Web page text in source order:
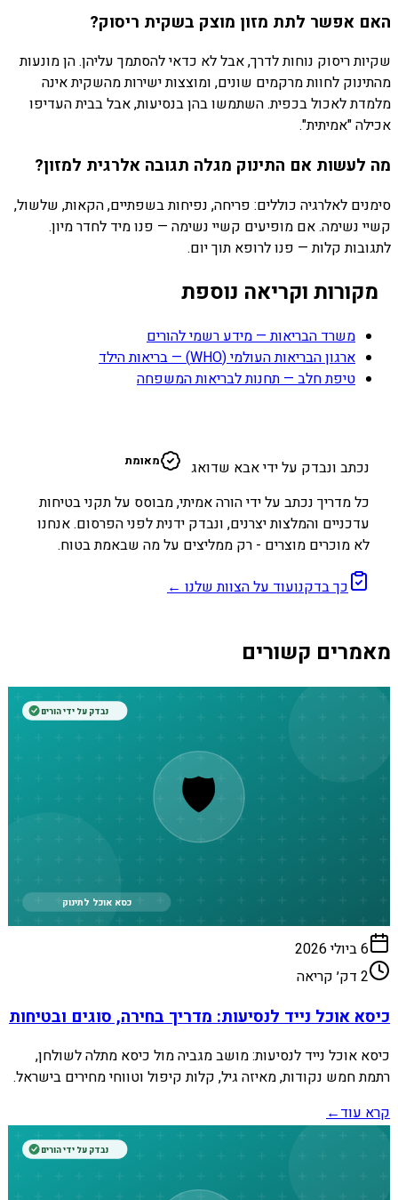
האם אפשר לתת מזון מוצק בשקית ריסוק?
שקיות ריסוק נוחות לדרך, אבל לא כדאי להסתמך עליהן. הן מונעות
מהתינוק לחוות מרקמים שונים, ומוצצות ישירות מהשקית אינה
מלמדת לאכול בכפית. השתמשו בהן בנסיעות, אבל בבית העדיפו
אכילה "אמיתית".
מה לעשות אם התינוק מגלה תגובה אלרגית למזון?
סימנים לאלרגיה כוללים: פריחה, נפיחות בשפתיים, הקאות, שלשול,
קשיי נשימה. אם מופיעים קשיי נשימה — פנו מיד לחדר מיון.
לתגובות קלות — פנו לרופא תוך יום.
מקורות וקריאה נוספת
משרד הבריאות — מידע רשמי להורים
ארגון הבריאות העולמי (WHO) — בריאות הילד
טיפת חלב — תחנות לבריאות המשפחה
נכתב ונבדק על ידי אבא שדואג
מאומת
כל מדריך נכתב על ידי הורה אמיתי, מבוסס על תקני בטיחות
עדכניים והמלצות יצרנים, ונבדק ידנית לפני הפרסום. אנחנו
לא מוכרים מוצרים - רק ממליצים על מה שבאמת בטוח.
כך בדקנועוד על הצוות שלנו ←
מאמרים קשורים
🛡️
כסא אוכל לתינוק
נבדק על ידי הורים
6 ביולי 2026
2 דק׳ קריאה
כיסא אוכל נייד לנסיעות: מדריך בחירה, סוגים ובטיחות
כיסא אוכל נייד לנסיעות: מושב מגביה מול כיסא מתלה לשולחן,
רתמת חמש נקודות, מאיזה גיל, קלות קיפול וטווחי מחירים בישראל.
קרא עוד←
נבדק על ידי הורים